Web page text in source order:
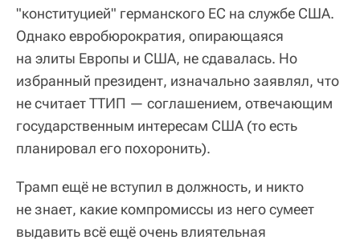
"конституцией" германского ЕС на службе США.
Однако евробюрократия, опирающаяся
на элиты Европы и США, не сдавалась. Но
избранный президент, изначально заявлял, что
не считает ТТИП — соглашением, отвечающим
государственным интересам США (то есть
планировал его похоронить).
Трамп ещё не вступил в должность, и никто
не знает, какие компромиссы из него сумеет
выдавить всё ещё очень влиятельная